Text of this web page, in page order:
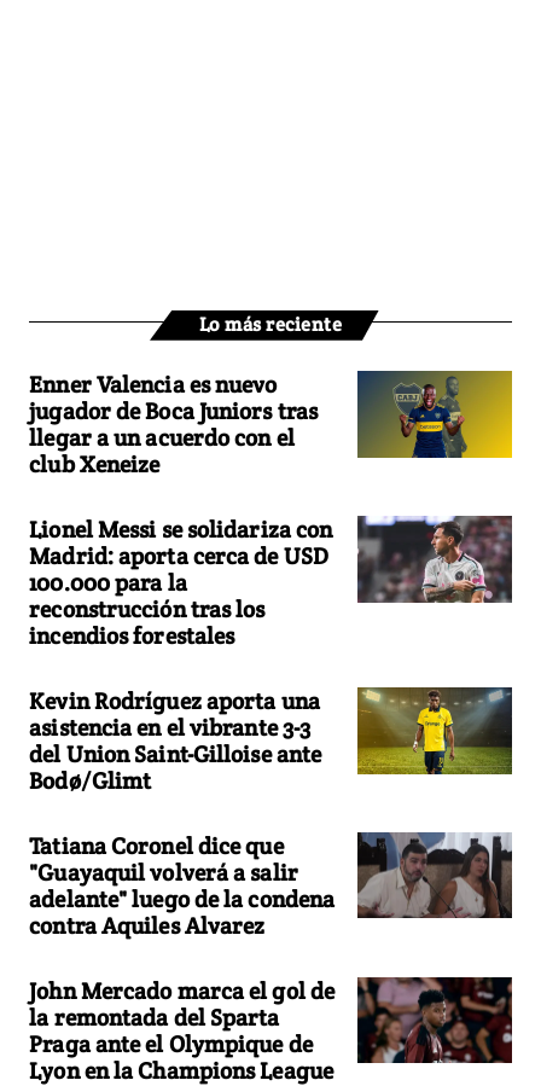
Lo más reciente
Enner Valencia es nuevo
jugador de Boca Juniors tras
llegar a un acuerdo con el
club Xeneize
Lionel Messi se solidariza con
Madrid: aporta cerca de USD
100.000 para la
reconstrucción tras los
incendios forestales
Kevin Rodríguez aporta una
asistencia en el vibrante 3-3
del Union Saint-Gilloise ante
Bodø/Glimt
Tatiana Coronel dice que
"Guayaquil volverá a salir
adelante" luego de la condena
contra Aquiles Alvarez
John Mercado marca el gol de
la remontada del Sparta
Praga ante el Olympique de
Lyon en la Champions League